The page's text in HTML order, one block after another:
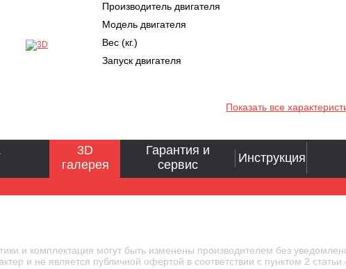
Производитель двигателя
Модель двигателя
Вес (кг.)
Запуск двигателя
Показать все
3D
галерея
Гарантия и
сервис
Инструкция
и комплектация могут быть изменены производителем без
и не является публичной офертой в соответствии с пунктом 2 статьи